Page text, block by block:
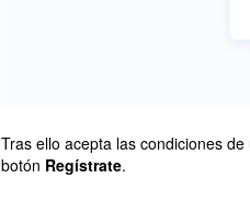
Tras ello acepta las condiciones
botón Regístrate.